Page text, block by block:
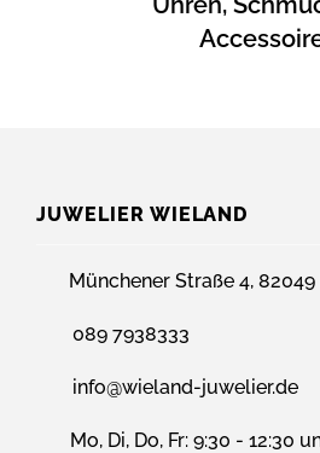
JUWELIER WIELAND
Münchener Straße 4,
089 7938333
info@wieland-juwelier.de
Mo, Di, Do, Fr: 9:30 - 12:30